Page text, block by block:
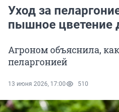
Уход за
пышное цветение
Агроном объяснила,
пеларгонией
13 июня 2026, 17:00 510